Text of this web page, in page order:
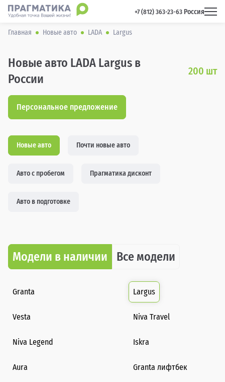
+7 (812) 363-23-63 Россия
Главная Новые авто LADA Largus
Новые авто LADA Largus в
России
200 шт
Персональное предложение
Новые авто Почти новые авто
Авто с пробегом Прагматика дисконт
Авто в подготовке
Модели в наличии Все модели
Granta Largus
Vesta Niva Travel
Niva Legend Iskra
Aura Granta лифтбек